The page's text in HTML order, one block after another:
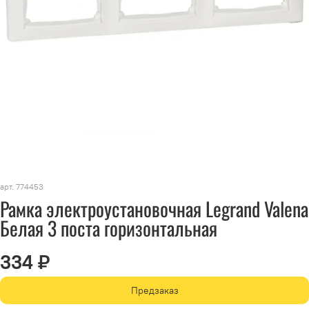
арт. 774453
Рамка электроустановочная Legrand Valena
Белая 3 поста горизонтальная
334 ₽
Предзаказ